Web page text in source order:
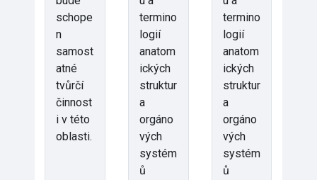
schope
n
samost
atné
tvůrčí
činnost
i v této
oblasti.
termino
logií
anatom
ických
struktur
a
orgáno
vých
systém
ů
termino
logií
anatom
ických
struktur
a
orgáno
vých
systém
ů